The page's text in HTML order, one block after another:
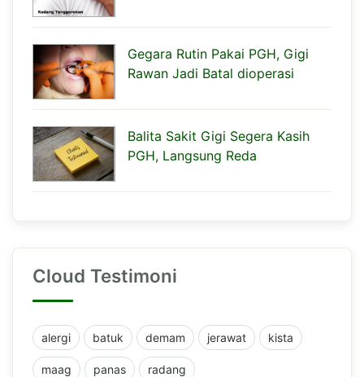
Gegara Rutin Pakai PGH, Gigi
Rawan Jadi Batal dioperasi
Balita Sakit Gigi Segera Kasih
PGH, Langsung Reda
Cloud Testimoni
alergi batuk demam jerawat kista
maag panas radang